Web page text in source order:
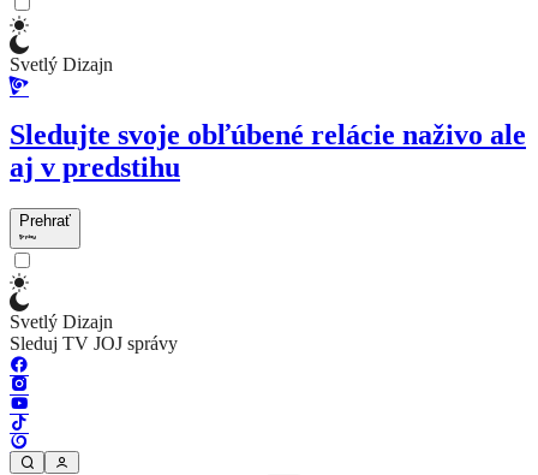
Svetlý Dizajn
Sledujte svoje obľúbené relácie naživo ale
aj v predstihu
Prehrať
Svetlý Dizajn
Sleduj TV JOJ správy